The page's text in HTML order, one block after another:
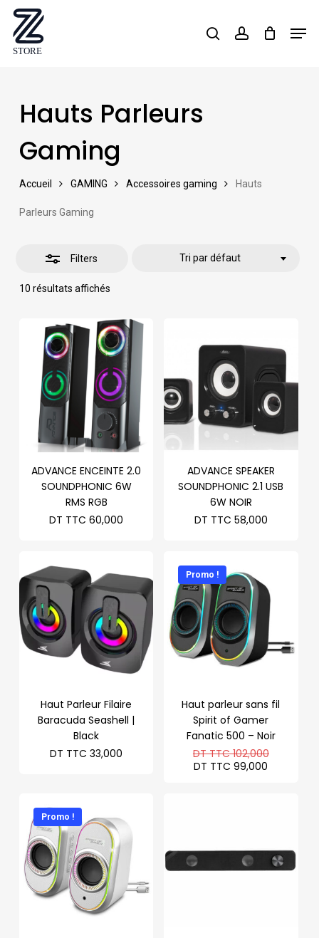
Skip
main
searchaccount
Hauts Parleurs
Gaming
Accueil GAMING Accessoires gaming Hauts
Parleurs Gaming
Filters
10 résultats affichés
Tri par défaut
Close
ADVANCE ENCEINTE 2.0
SOUNDPHONIC 6W
RMS RGB
DT TTC 60,000
ADVANCE SPEAKER
SOUNDPHONIC 2.1 USB
6W NOIR
DT TTC 58,000
Haut Parleur Filaire
Baracuda Seashell |
Black
DT TTC 33,000
Promo !
Haut parleur sans fil
Spirit of Gamer
Fanatic 500 – Noir
DT TTC102,000Le
DT TTC 99,000
Promo !